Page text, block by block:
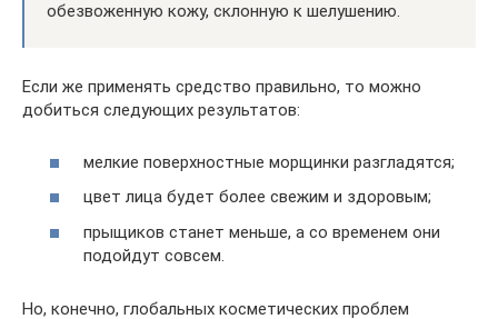
обезвоженную кожу, склонную к шелушению.
Если же применять средство правильно, то можно
добиться следующих результатов:
мелкие поверхностные морщинки разгладятся;
цвет лица будет более свежим и здоровым;
прыщиков станет меньше, а со временем они
подойдут совсем.
Но, конечно, глобальных косметических проблем